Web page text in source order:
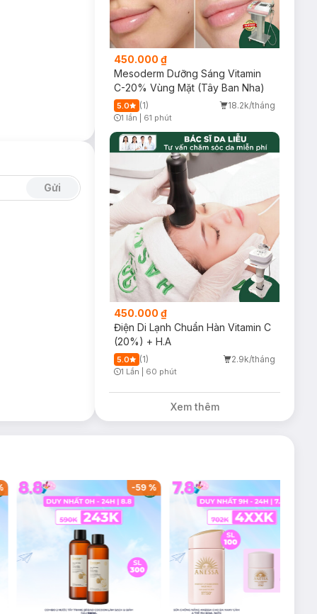
Gửi
450.000 ₫
Mesoderm Dưỡng Sáng Vitamin
C-20% Vùng Mặt (Tây Ban Nha)
5.0 (1) 18.2k/tháng
1 lần 61 phút
450.000 ₫
Điện Di Lạnh Chuẩn Hàn Vitamin C
(20%) + H.A
5.0 (1) 2.9k/tháng
Timer Gray Icon
1 Lần 60 phút
Xem thêm
-59%